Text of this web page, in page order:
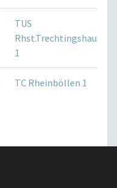
TUS
Rhst.Trechtingshausen
1
TC Rheinböllen 1